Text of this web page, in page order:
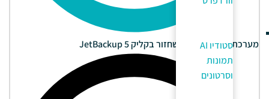
סטודיו AI
תמונות
וסרטונים
מערכת גיבוי אוטומטי ושחזור בקליק JetBackup 5